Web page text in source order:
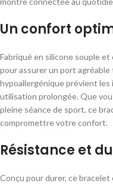
Un confort
Fabriqué en silicone souple
pour assurer un port agréable
hypoallergénique prévient les
utilisation prolongée. Que
pleine séance de sport, ce
compromettre votre confort.
Résistance et
Conçu pour durer, ce bracelet